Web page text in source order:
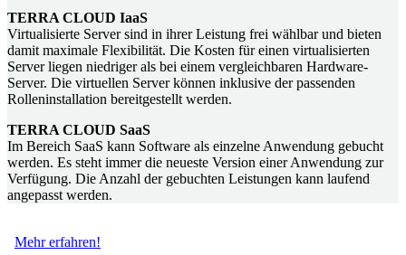
TERRA CLOUD IaaS
Virtualisierte Server sind in ihrer Leistung frei wählbar und bieten
damit maximale Flexibilität. Die Kosten für einen virtualisierten
Server liegen niedriger als bei einem vergleichbaren Hardware-
Server. Die virtuellen Server können inklusive der passenden
Rolleninstallation bereitgestellt werden.
TERRA CLOUD SaaS
Im Bereich SaaS kann Software als einzelne Anwendung gebucht
werden. Es steht immer die neueste Version einer Anwendung zur
Verfügung. Die Anzahl der gebuchten Leistungen kann laufend
angepasst werden.
Mehr erfahren!